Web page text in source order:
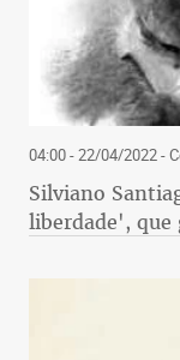
04:00 - 22/04/2022-
Silviano
liberdade', que